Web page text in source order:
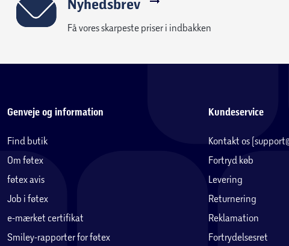
Mål: B: 102,3 x H: 199 x D: 58,4 cm
Antal hylder:
Nyhedsbrev
Få vores skarpeste priser i indbakken
Genveje og information
Find butik
Om føtex
føtex avis
Job i føtex
e-mærket certifikat
Smiley-rapporter for føtex
Kundeservice
Kontakt os
Fortryd køb
Levering
Returnering
Reklamation
Fortrydelsesret